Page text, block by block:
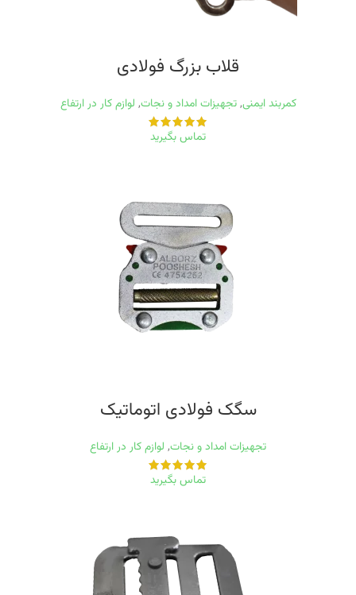
قلاب بزرگ فولادی
کمربند ایمنی, تجهیزات امداد و نجات, لوازم کار در ارتفاع
تماس بگیرید
سگک فولادی اتوماتیک
تجهیزات امداد و نجات, لوازم کار در ارتفاع
تماس بگیرید